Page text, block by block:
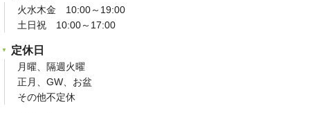
火水木金 10:00～19:00
土日祝 10:00～17:00
定休日
月曜、隔週火曜
正月、GW、お盆
その他不定休